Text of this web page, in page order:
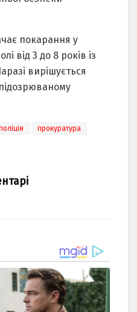
покaрaння у
від 3 до 8 років із
вирішується
прокуратура